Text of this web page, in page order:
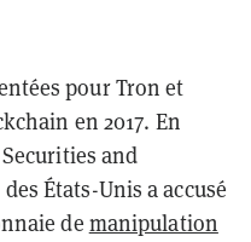
pour Tron et
en 2017. En
and
États-Unis a accusé
de manipulation